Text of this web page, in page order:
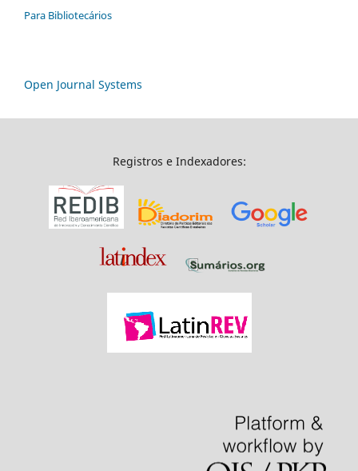
Para Bibliotecários
Open Journal Systems
Registros e Indexadores: